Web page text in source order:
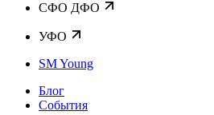
CФО ДФО
УФО
SM Young
Блог
События